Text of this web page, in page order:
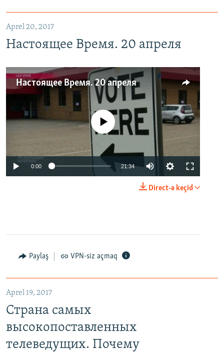
Aprel 20, 2017
Настоящее Время. 20 апреля
Настоящее Время. 20 апреля
No media source currently available
0:00 21:34
Direct-ə keçid
Paylaş VPN-siz açmaq
Aprel 19, 2017
Страна самых
высокопоставленных
телеведущих. Почему